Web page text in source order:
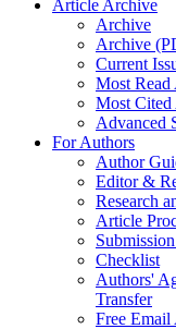
Article Archive
Archive
Archive
Current
Most Read
Most Cited
Advanced
For Authors
Author
Editor &
Research
Article
Checklist
Authors'
Transfer
Free Email